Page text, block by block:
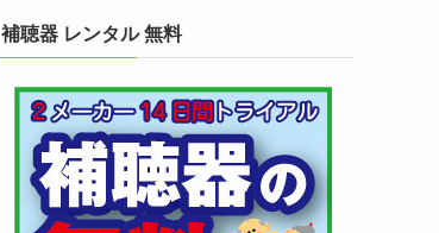
補聴器 レンタル 無料